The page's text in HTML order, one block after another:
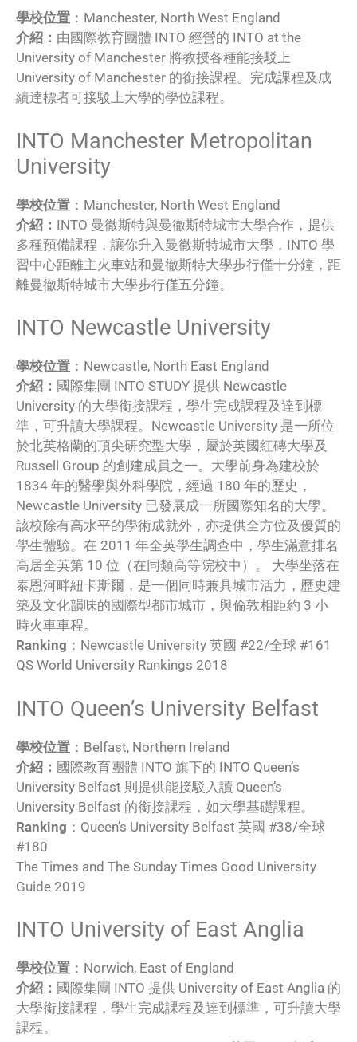
學校位置 ：Manchester, North West England
介紹： 由國際教育團體 INTO 經營的 INTO at the
University of Manchester 將教授各種能接駁上
University of Manchester 的銜接課程。完成課程及成
績達標者可接駁上大學的學位課程。
INTO Manchester Metropolitan
University
學校位置 ：Manchester, North West England
介紹： INTO 曼徹斯特與曼徹斯特城市大學合作，提供
多種預備課程，讓你升入曼徹斯特城市大學，INTO 學
習中心距離主火車站和曼徹斯特大學步行僅十分鐘，距
離曼徹斯特城市大學步行僅五分鐘。
INTO Newcastle University
學校位置 ：Newcastle, North East England
介紹： 國際集團 INTO STUDY 提供 Newcastle
University 的大學銜接課程，學生完成課程及達到標
準，可升讀大學課程。Newcastle University 是一所位
於北英格蘭的頂尖研究型大學，屬於英國紅磚大學及
Russell Group 的創建成員之一。大學前身為建校於
1834 年的醫學與外科學院，經過 180 年的歷史，
Newcastle University 已發展成一所國際知名的大學。
該校除有高水平的學術成就外，亦提供全方位及優質的
學生體驗。在 2011 年全英學生調查中，學生滿意排名
高居全芵第 10 位（在同類高等院校中）。 大學坐落在
泰恩河畔紐卡斯爾，是一個同時兼具城市活力，歷史建
築及文化韻味的國際型都市城市，與倫敦相距約 3 小
時火車車程。
Ranking ：Newcastle University 英國 #22/全球 #161
QS World University Rankings 2018
INTO Queen’s University Belfast
學校位置 ：Belfast, Northern Ireland
介紹： 國際教育團體 INTO 旗下的 INTO Queen’s
University Belfast 則提供能接駁入讀 Queen’s
University Belfast 的銜接課程，如大學基礎課程。
Ranking ：Queen’s University Belfast 英國 #38/全球
#180
The Times and The Sunday Times Good University
Guide 2019
INTO University of East Anglia
學校位置 ：Norwich, East of England
介紹： 國際集團 INTO 提供 University of East Anglia 的
大學銜接課程，學生完成課程及達到標準，可升讀大學
課程。